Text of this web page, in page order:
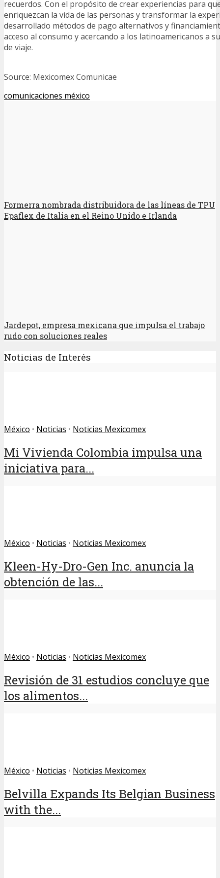
recuerdos. Con el propósito de crear experiencias para
enriquezcan la vida de las personas y transformar la
desarrollado métodos de pago alternativos y
acceso al consumo y acercando a los latinoamericanos a
de viaje.
Source: Mexicomex Comunicae
comunicaciones méxico
Formerra nombrada distribuidora de las líneas de TPU
Epaflex de Italia en el Reino Unido e Irlanda
Jardepot, empresa mexicana que impulsa el trabajo
rudo con soluciones reales
Noticias de Interés
México • Noticias • Noticias Mexicomex
Mi Vivienda Colombia impulsa una
iniciativa para...
México • Noticias • Noticias Mexicomex
Kleen-Hy-Dro-Gen Inc. anuncia la
obtención de las...
México • Noticias • Noticias Mexicomex
Revisión de 31 estudios concluye que
los alimentos...
México • Noticias • Noticias Mexicomex
Belvilla Expands Its Belgian Business
with the...